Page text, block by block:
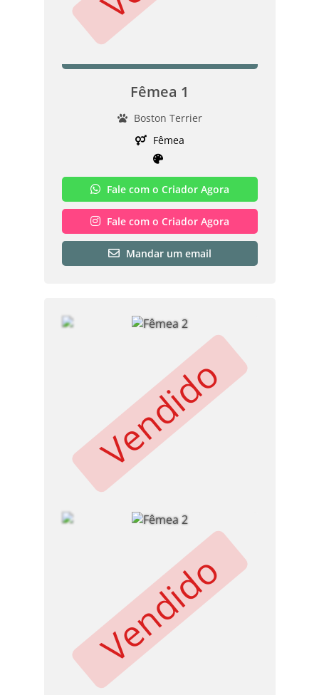
Fêmea 1
Boston Terrier
Fêmea
Fale com o Criador Agora
Fale com o Criador Agora
Mandar um email
Vendido
Vendido